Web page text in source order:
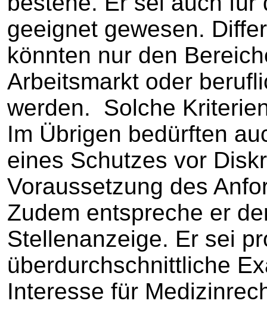
geeignet gewesen.
könnten nur den
Arbeitsmarkt oder
werden. Solche
Im Übrigen bedürften
eines Schutzes vor
Voraussetzung des
Zudem entspreche er
Stellenanzeige. Er sei
überdurchschnittliche
Interesse für